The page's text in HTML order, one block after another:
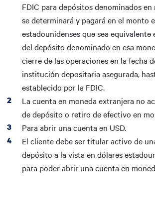
FDIC para depósitos denominados
se determinará y pagará en el monto
estadounidenses que sea
del depósito denominado en esa
cierre de las operaciones en la fecha
institución depositaria asegurada,
establecido por la FDIC.
La cuenta en moneda extranjera no
de depósito o retiro de efectivo en
Para abrir una cuenta en USD.
El cliente debe ser titular activo de
depósito a la vista en dólares
para poder abrir una cuenta en